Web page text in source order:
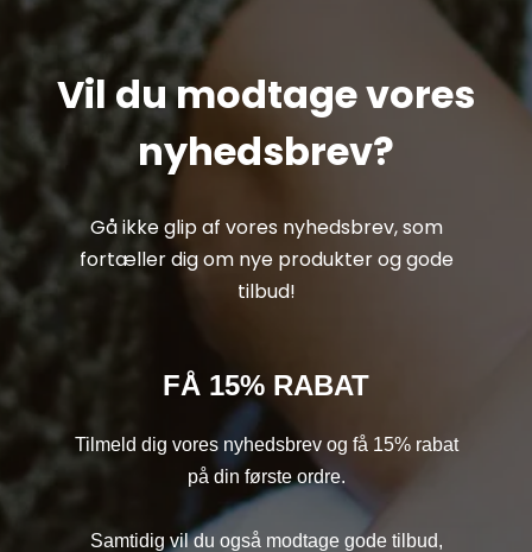
Vil du modtage vores
nyhedsbrev?
Gå ikke glip af vores nyhedsbrev, som
fortæller dig om nye produkter og gode
tilbud!
FÅ 15% RABAT
Tilmeld dig vores nyhedsbrev og få 15% rabat
på din første ordre.
Samtidig vil du også modtage gode tilbud,